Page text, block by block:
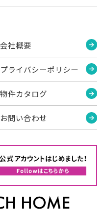
会社概要
プライバシーポリシー
物件カタログ
お問い合わせ